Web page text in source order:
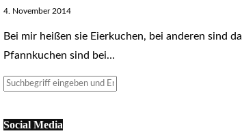
4. November 2014
Bei mir heißen sie Eierkuchen, bei anderen sind
Pfannkuchen sind bei…
Social Media